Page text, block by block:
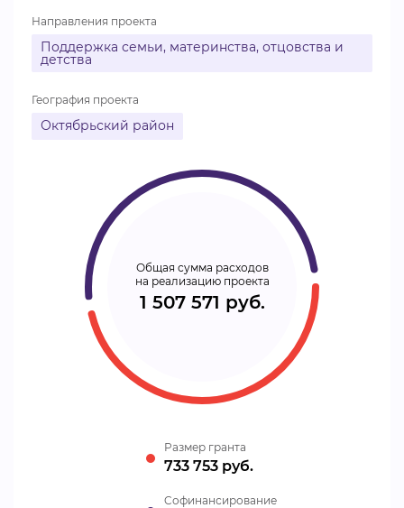
Направления проекта
Поддержка семьи, материнства, отцовства и
детства
География проекта
Октябрьский район
Общая сумма расходов
на реализацию проекта
1 507 571 руб.
Размер гранта
733 753 руб.
Cофинансирование